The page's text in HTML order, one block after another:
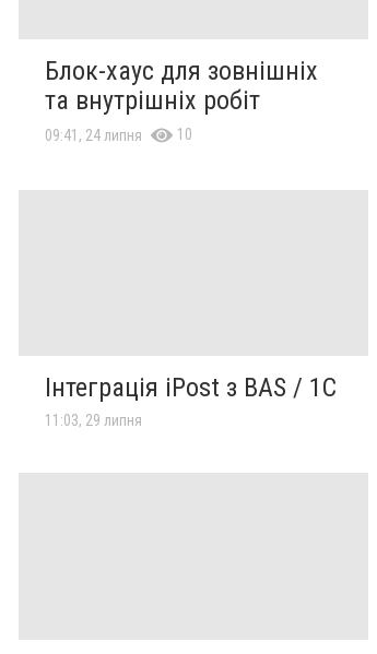
Блок-хаус для зовнішніх
та внутрішніх робіт
09:41, 24 липня 10
Інтеграція iPost з BAS / 1С
11:03, 29 липня